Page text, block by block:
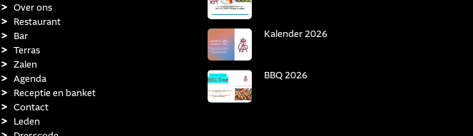
Over ons
Restaurant
Bar
Terras
Zalen
Agenda
Receptie en banket
Contact
Leden
Kalender 2026
BBQ 2026